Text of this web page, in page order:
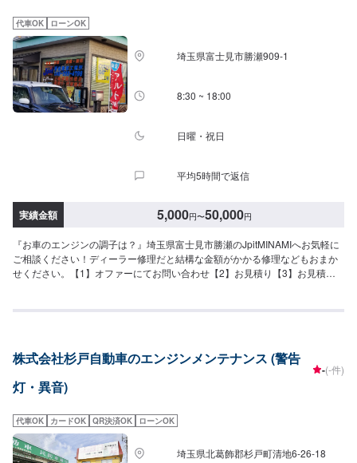
い。<代車について>代車をご用意しています。お車の作業中は代車をご利用
ください。※代車の燃料代はお客様にご負担いただいております。<定休日・
営業時間>定休日：年中無休（大型連休のみ休み）営業時間：9:00~21:00<輸
入車のご注意>修理作業時に部品が必要な場合、一般的に国内に流通している
部品以外は本国取り寄せとなるため、作業完了までにお時間をいただく場合
がございます。また車の性質上、追加部品・作業が必要となるケースがあ
り、その場合は都度ご連絡をさせていただきます。
代車OK ローンOK
埼玉県富士見市勝瀬909‐1
8:30 ~ 18:00
日曜・祝日
平均5時間で返信
実績金額 5,000円〜50,000円
『お車のエンジンの調子は？』埼玉県富士見市勝瀬のJpitMINAMIへお気軽に
ご相談ください！ディーラー修理だと結構な金額がかかる修理などもおまか
せください。【1】オファーにてお問い合わせ【2】お見積り【3】お見積り
品の取り付けを承ります！クルマ好きの皆さんのピットワーカーにおまかせ
『営業時間・定休日』営業時間：8:30〜18:00定休日：日・祝・第一月曜
株式会社杉戸自動車のエンジンメンテナンス (警告
灯・異音)
-(-件)
代車OK カードOK QR決済OK ローンOK
埼玉県北葛飾郡杉戸町清地6-26-18